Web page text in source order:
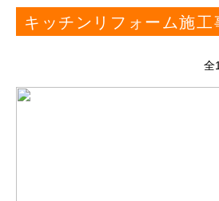
キッチンリフォーム施工
全